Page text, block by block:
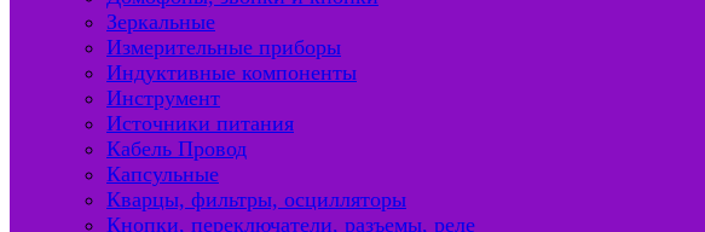
Зеркальные
Измерительные приборы
Индуктивные компоненты
Инструмент
Источники питания
Кабель Провод
Капсульные
Кварцы, фильтры, осцилляторы
Кнопки, переключатели, разъемы, реле